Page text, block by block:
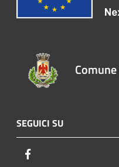
SEGUICI SU